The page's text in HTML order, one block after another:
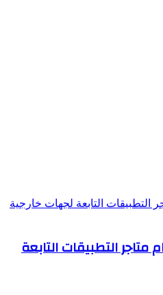
متاجر التطبيقات التابعة لجهات خارجية
متاجر التطبيقات التابعة